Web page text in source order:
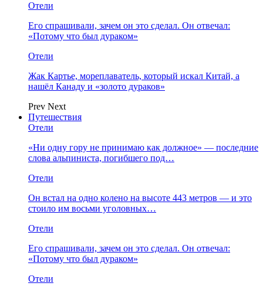
Отели
Его спрашивали, зачем он это сделал. Он отвечал:
«Потому что был дураком»
Отели
Жак Картье, мореплаватель, который искал Китай, а
нашёл Канаду и «золото дураков»
Prev Next
Путешествия
Отели
«Ни одну гору не принимаю как должное» — последние
слова альпиниста, погибшего под…
Отели
Он встал на одно колено на высоте 443 метров — и это
стоило им восьми уголовных…
Отели
Его спрашивали, зачем он это сделал. Он отвечал:
«Потому что был дураком»
Отели